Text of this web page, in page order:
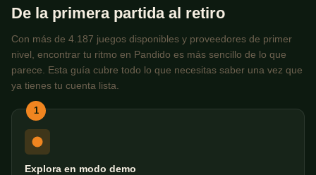
De la primera partida al retiro
Con más de 4.187 juegos disponibles y proveedores de primer
nivel, encontrar tu ritmo en Pandido es más sencillo de lo que
parece. Esta guía cubre todo lo que necesitas saber una vez que
ya tienes tu cuenta lista.
1
Explora en modo demo